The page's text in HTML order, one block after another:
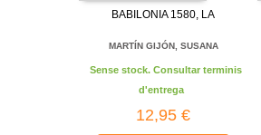
BABILONIA 1580, LA
MARTÍN GIJÓN, SUSANA
Sense stock. Consultar terminis
d'entrega
12,95 €